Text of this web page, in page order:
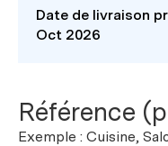
Date de livraison
Oct 2026
Référence
Exemple : Cuisine,